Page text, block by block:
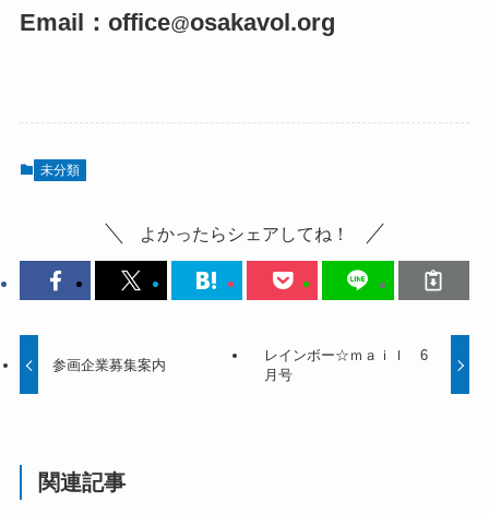
Email：office@osakavol.org
未分類
よかったらシェアしてね！
参画企業募集案内
レインボー☆ｍａｉｌ 6
月号
関連記事